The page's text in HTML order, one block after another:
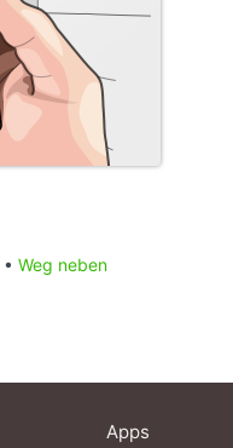
• Weg neben
Apps